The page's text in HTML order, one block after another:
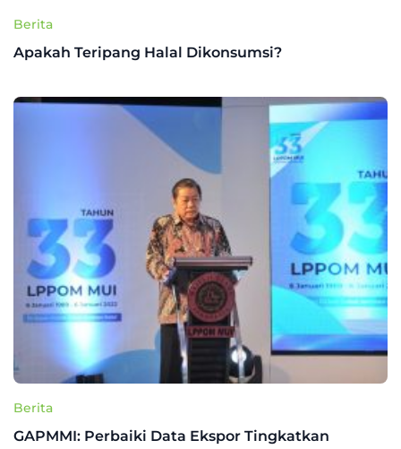
Berita
Apakah Teripang Halal Dikonsumsi?
Berita
GAPMMI: Perbaiki Data Ekspor Tingkatkan